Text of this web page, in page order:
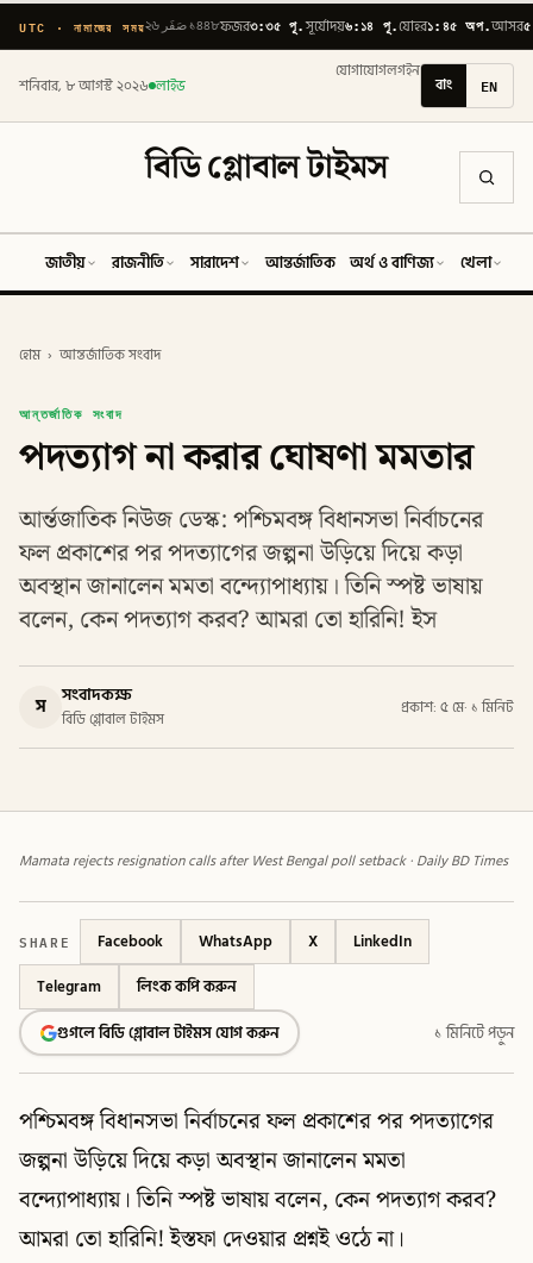
UTC · নামাজের সময় ২৬ صَفَر ১৪৪৮ফজর৩:৩৫ পূ.সূর্যোদয়৬:১৪ পূ.যোহর১:৪৫ অপ.আসর
শনিবার, ৮ আগস্ট ২০২৬ লাইভ
যোগাযোগলগইন
বাং EN
বিডি গ্লোবাল টাইমস
জাতীয় রাজনীতি সারাদেশ আন্তর্জাতিক অর্থ ও বাণিজ্য খেলা
হোম › আন্তর্জাতিক সংবাদ
আন্তর্জাতিক সংবাদ
পদত্যাগ না করার ঘোষণা মমতার
আর্ন্তজাতিক নিউজ ডেস্ক: পশ্চিমবঙ্গ বিধানসভা নির্বাচনের
ফল প্রকাশের পর পদত্যাগের জল্পনা উড়িয়ে দিয়ে কড়া
অবস্থান জানালেন মমতা বন্দ্যোপাধ্যায়। তিনি স্পষ্ট ভাষায়
বলেন, কেন পদত্যাগ করব? আমরা তো হারিনি! ইস
স সংবাদকক্ষ
বিডি গ্লোবাল টাইমস
প্রকাশ: ৫ মে· ১ মিনিট
Mamata rejects resignation calls after West Bengal poll setback · Daily BD Times
SHARE Facebook WhatsApp X
LinkedIn
Telegram
লিংক কপি করুন
গুগলে বিডি গ্লোবাল টাইমস যোগ করুন
১ মিনিটে পড়ুন
পশ্চিমবঙ্গ বিধানসভা নির্বাচনের ফল প্রকাশের পর পদত্যাগের
জল্পনা উড়িয়ে দিয়ে কড়া অবস্থান জানালেন মমতা
বন্দ্যোপাধ্যায়। তিনি স্পষ্ট ভাষায় বলেন, কেন পদত্যাগ করব?
আমরা তো হারিনি! ইস্তফা দেওয়ার প্রশ্নই ওঠে না।